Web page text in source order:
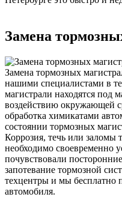
Замена
Замена тормозных
нашими специалистами в
магистрали находятся
воздействию окружающей
обработка химикатами
состоянии тормозных
Коррозия, течь или заломы
необходимо своевременно
почувствовали
запотевание тормозной
техцентры и мы бесплатно
автомобиля.